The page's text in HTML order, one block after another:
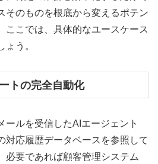
そのものを根底から変えるポテン
ここでは、具体的なユースケース
ょう。
トの完全自動化
ールを受信したAIエージェント
対応履歴データベースを参照して
必要であれば顧客管理システム